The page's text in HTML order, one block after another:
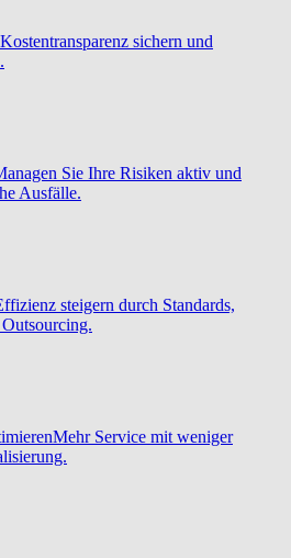
Kostentransparenz sichern und
Sie Ihre Risiken aktiv und
Ausfälle.
steigern durch Standards,
Mehr Service mit weniger